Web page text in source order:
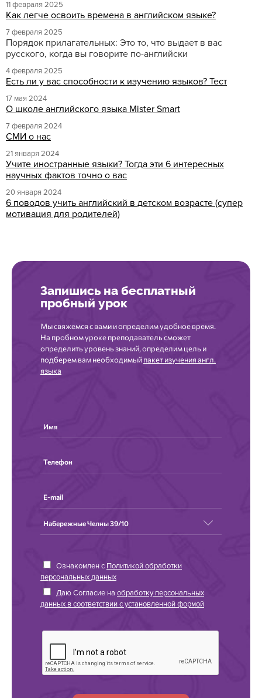
11 февраля 2025
Как легче освоить времена в английском языке?
7 февраля 2025
Порядок прилагательных: Это то, что выдает в вас
русского, когда вы говорите по-английски
4 февраля 2025
Есть ли у вас способности к изучению языков? Тест
17 мая 2024
О школе английского языка Mister Smart
7 февраля 2024
СМИ о нас
21 января 2024
Учите иностранные языки? Тогда эти 6 интересных
научных фактов точно о вас
20 января 2024
6 поводов учить английский в детском возрасте (супер
мотивация для родителей)
Запишись на бесплатный
пробный урок
Мы свяжемся с вами и определим удобное время.
На пробном уроке преподаватель сможет
определить уровень знаний, определим цель и
подберем вам необходимыйпакет изучения англ.
языка
Ознакомлен с Политикой обработки
персональных данных
Даю Согласие на обработку персональных
данных в соответствии с установленной формой